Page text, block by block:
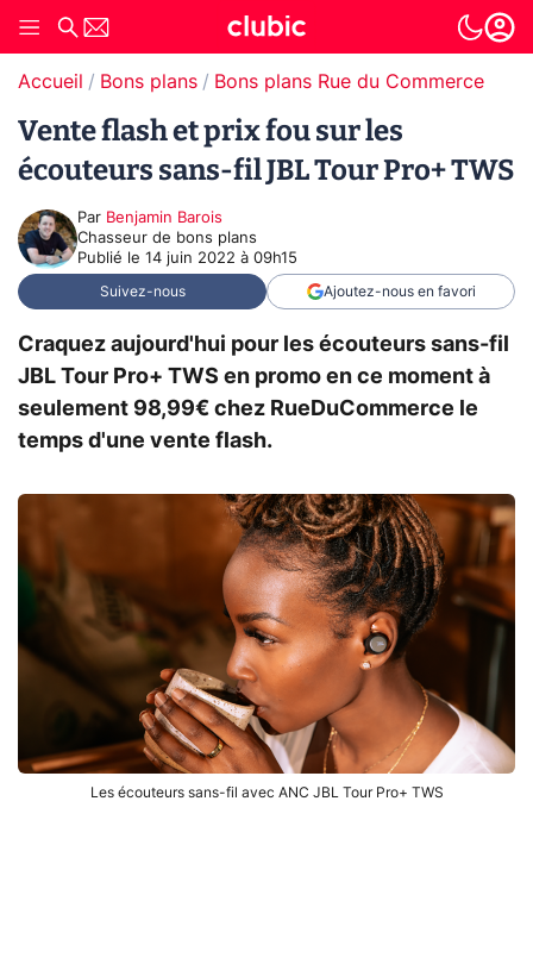
Accueil Bons plans Bons plans Rue du Commerce
Vente flash et prix fou sur les
écouteurs sans-fil JBL Tour Pro+ TWS
Par Benjamin Barois
Chasseur de bons plans
Publié le 14 juin 2022 à 09h15
Suivez-nous Ajoutez-nous en favori
Craquez aujourd'hui pour les écouteurs sans-fil
JBL Tour Pro+ TWS en promo en ce moment à
seulement 98,99€ chez RueDuCommerce le
temps d'une vente flash.
Les écouteurs sans-fil avec ANC JBL Tour Pro+ TWS